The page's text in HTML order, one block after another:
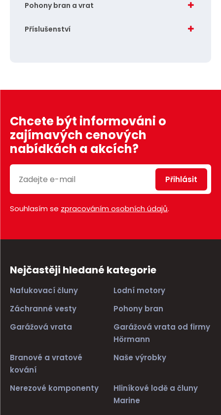
Pohony bran a vrat
Příslušenství
Chcete být informováni o
zajímavých cenových
nabídkách a akcích?
Přihlásit
Souhlasím se zpracováním osobních údajů.
Nejčastěji hledané kategorie
Nafukovací čluny
Lodní motory
Záchranné vesty
Pohony bran
Garážová vrata
Garážová vrata od firmy
Hörmann
Branové a vratové
kování
Naše výrobky
Nerezové komponenty
Hliníkové lodě a čluny
Marine